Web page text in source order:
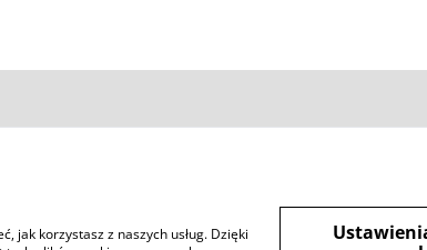
Polityka prywatności
jak korzystasz z naszych usług. Dzięki